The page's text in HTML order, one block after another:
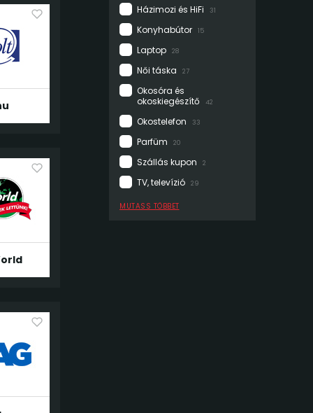
Házimozi és HiFi 31
Konyhabútor 15
Laptop 28
Női táska 27
Okosóra és
okoskiegészítő
42
Okostelefon 33
Parfüm 20
Szállás kupon 2
TV, televízió 29
MUTASS TÖBBET